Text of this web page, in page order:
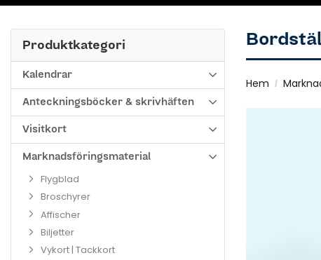
Produktkategori
Kalendrar
Anteckningsböcker & skrivhäften
Visitkort
Marknadsföringsmaterial
Flygblad
Broschyrer
Affischer
Biljetter
Vykort | Tackkort
Hem